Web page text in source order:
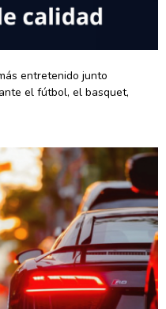
entretenido junto
el fútbol, el basquet,